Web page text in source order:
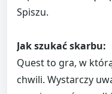
Spiszu.
Jak szukać skarbu:
Quest to gra, w
chwili. Wystarczy